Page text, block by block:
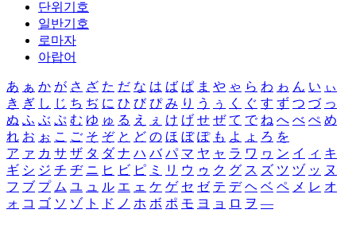
단위기호
일반기호
로마자
아랍어
あ ぁ か が さ ざ た だ な は ば ぱ ま や ゃ ら わ ゎ ん い ぃ
き ぎ し じ ち ぢ に ひ び ぴ み り う ぅ く ぐ す ず つ づ っ
ぬ ふ ぶ ぷ む ゆ ゅ る え ぇ け げ せ ぜ て で ね へ べ ぺ め
れ お ぉ こ ご そ ぞ と ど の ほ ぼ ぽ も よ ょ ろ を
ア ァ カ サ ザ タ ダ ナ ハ バ パ マ ヤ ャ ラ ワ ヮ ン イ ィ キ
ギ シ ジ チ ヂ ニ ヒ ビ ピ ミ リ ウ ゥ ク グ ス ズ ツ ヅ ッ ヌ
フ ブ プ ム ユ ュ ル エ ェ ケ ゲ セ ゼ テ デ ヘ ベ ペ メ レ オ
ォ コ ゴ ソ ゾ ト ド ノ ホ ボ ポ モ ヨ ョ ロ ヲ ―